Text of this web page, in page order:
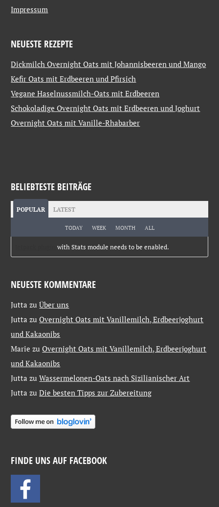
Impressum
NEUESTE REZEPTE
Dickmilch Overnight Oats mit Johannisbeeren und Mango
Kefir Oats mit Erdbeeren und Pfirsich
Vegane Haselnussmilch-Oats mit Erdbeeren
Schokoladige Overnight Oats mit Erdbeeren und Joghurt
Overnight Oats mit Vanille-Rhabarber
BELIEBTESTE BEITRÄGE
POPULAR LATEST
TODAY WEEK MONTH ALL
with Stats module needs to be enabled.
NEUESTE KOMMENTARE
Jutta zuÜber uns
Jutta zuOvernight Oats mit Vanillemilch, Erdbeerjoghurt
und Kakaonibs
Marie zuOvernight Oats mit Vanillemilch, Erdbeerjoghurt
und Kakaonibs
Jutta zuWassermelonen-Oats nach Sizilianischer Art
Jutta zuDie besten Tipps zur Zubereitung
FINDE UNS AUF FACEBOOK